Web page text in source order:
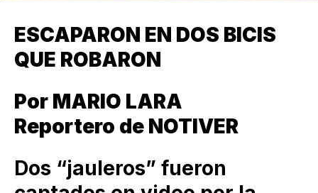
ESCAPARON EN DOS BICIS
QUE ROBARON
Por MARIO LARA
Reportero de NOTIVER
Dos “jauleros” fueron